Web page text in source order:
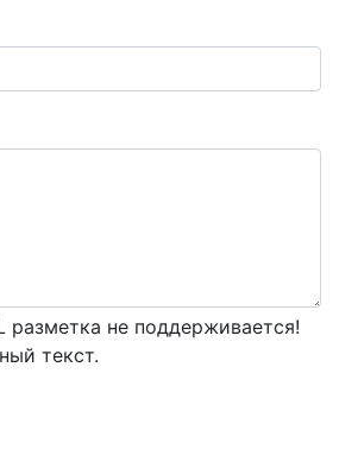
разметка не поддерживается!
текст.